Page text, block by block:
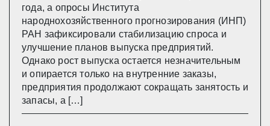
года, а опросы Института
народнохозяйственного прогнозирования (ИНП)
РАН зафиксировали стабилизацию спроса и
улучшение планов выпуска предприятий.
Однако рост выпуска остается незначительным
и опирается только на внутренние заказы,
предприятия продолжают сокращать занятость и
запасы, а […]